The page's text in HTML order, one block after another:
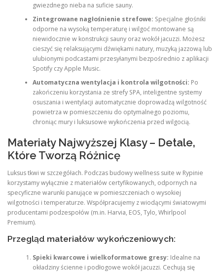
gwiezdnego nieba na suficie sauny.
Zintegrowane nagłośnienie strefowe: Specjalne głośniki
odporne na wysoką temperaturę i wilgoć montowane są
niewidocznie w konstrukcji sauny oraz wokół jacuzzi. Możesz
cieszyć się relaksującymi dźwiękami natury, muzyką jazzową lub
ulubionymi podcastami przesyłanymi bezpośrednio z aplikacji
Spotify czy Apple Music.
Automatyczna wentylacja i kontrola wilgotności: Po
zakończeniu korzystania ze strefy SPA, inteligentne systemy
osuszania i wentylacji automatycznie doprowadzą wilgotność
powietrza w pomieszczeniu do optymalnego poziomu,
chroniąc mury i luksusowe wykończenia przed wilgocią.
Materiały Najwyższej Klasy – Detale,
Które Tworzą Różnicę
Luksus tkwi w szczegółach. Podczas budowy wellness suite w Rypinie
korzystamy wyłącznie z materiałów certyfikowanych, odpornych na
specyficzne warunki panujące w pomieszczeniach o wysokiej
wilgotności i temperaturze. Współpracujemy z wiodącymi światowymi
producentami podzespołów (m.in. Harvia, EOS, Tylo, Whirlpool
Premium).
Przegląd materiałów wykończeniowych:
Spieki kwarcowe i wielkoformatowe gresy: Idealne na
okładziny ścienne i podłogowe wokół jacuzzi. Cechują się